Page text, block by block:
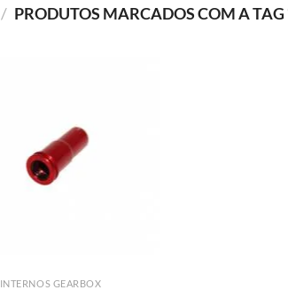
/ PRODUTOS MARCADOS COM A
INTERNOS GEARBOX